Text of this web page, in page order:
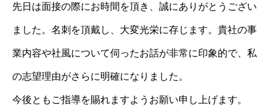
先日は面接の際にお時間を頂き、誠にありがとうござい
ました。名刺を頂戴し、大変光栄に存じます。貴社の事
業内容や社風について伺ったお話が非常に印象的で、私
の志望理由がさらに明確になりました。
今後ともご指導を賜れますようお願い申し上げます。